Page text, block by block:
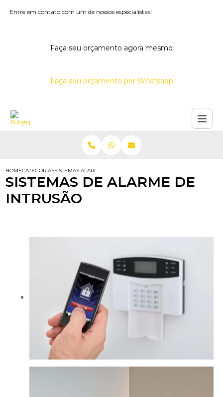
Entre em contato com um de nossos especialistas!
Faça seu orçamento agora mesmo
Faça seu orçamento por Whatsapp
HOMECATEGORIASSISTEMAS ALARME INTRUSAO
SISTEMAS DE ALARME DE
INTRUSÃO